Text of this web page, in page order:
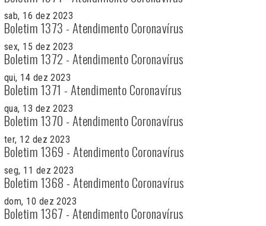
sab, 16 dez 2023
Boletim 1373 - Atendimento Coronavírus
sex, 15 dez 2023
Boletim 1372 - Atendimento Coronavírus
qui, 14 dez 2023
Boletim 1371 - Atendimento Coronavírus
qua, 13 dez 2023
Boletim 1370 - Atendimento Coronavírus
ter, 12 dez 2023
Boletim 1369 - Atendimento Coronavírus
seg, 11 dez 2023
Boletim 1368 - Atendimento Coronavírus
dom, 10 dez 2023
Boletim 1367 - Atendimento Coronavírus